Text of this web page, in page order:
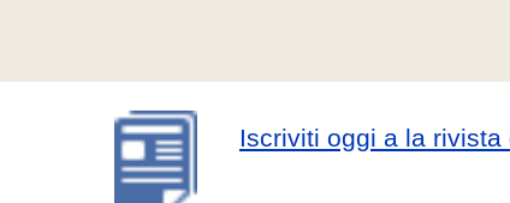
Iscriviti oggi a la